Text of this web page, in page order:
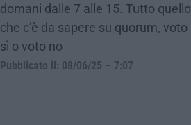
domani dalle 7 alle 15. Tutto quello
che c’è da sapere su quorum, voto
sì o voto no
Pubblicato il: 08/06/25 – 7:07